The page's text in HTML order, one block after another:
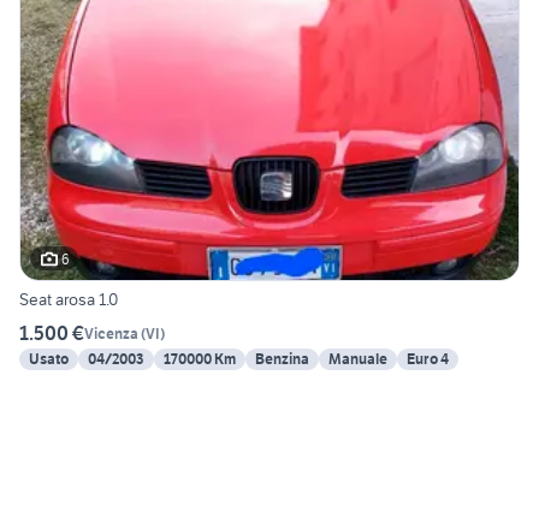
6
Seat arosa 1.0
1.500 €Vicenza (VI)
Usato
04/2003 170000 Km Benzina Manuale Euro 4